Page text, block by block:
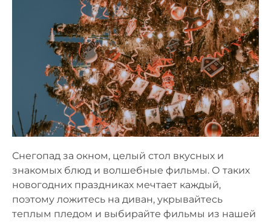
Снегопад за окном, целый стол вкусных и
знакомых блюд и волшебные фильмы. О таких
новогодних праздниках мечтает каждый,
поэтому ложитесь на диван, укрывайтесь
теплым пледом и выбирайте фильмы из нашей